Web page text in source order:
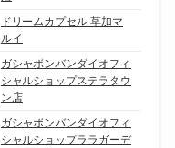
ドリームカプセル 草加マ
ルイ
ガシャポンバンダイオフィ
シャルショップステラタウ
ン店
ガシャポンバンダイオフィ
シャルショップララガーデ